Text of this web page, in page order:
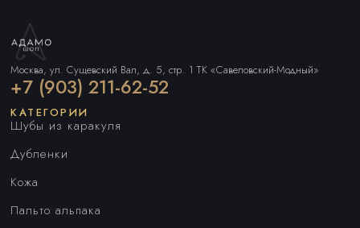
Москва, ул. Сущевский Вал, д. 5, стр. 1 ТК «Савеловский-Модный»
+7 (903) 211-62-52
КАТЕГОРИИ
Шубы из каракуля
Дубленки
Кожа
Пальто альпака